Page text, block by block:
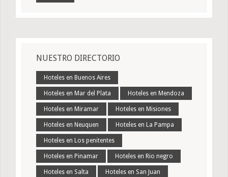
NUESTRO DIRECTORIO
Hoteles en Buenos Aires
Hoteles en Mar del Plata Hoteles en Mendoza
Hoteles en Miramar Hoteles en Misiones
Hoteles en Neuquen Hoteles en La Pampa
Hoteles en Los penitentes
Hoteles en Pinamar Hoteles en Rio negro
Hoteles en Salta Hoteles en San Juan